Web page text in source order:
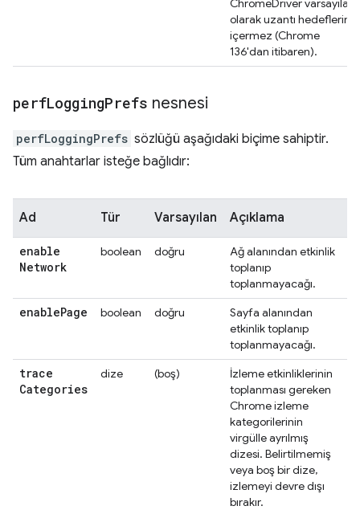
ChromeDriver varsayılan
olarak uzantı hedeflerini
içermez (Chrome
136'dan itibaren).
perfLoggingPrefs nesnesi
perfLoggingPrefs sözlüğü aşağıdaki biçime sahiptir.
Tüm anahtarlar isteğe bağlıdır:
Ad Tür Varsayılan Açıklama
enable
Network
boolean doğru
Ağ alanından etkinlik
toplanıp
toplanmayacağı.
enablePage boolean doğru
Sayfa alanından
etkinlik toplanıp
toplanmayacağı.
trace
Categories
dize (boş)
İzleme etkinliklerinin
toplanması gereken
Chrome izleme
kategorilerinin
virgülle ayrılmış
dizesi. Belirtilmemiş
veya boş bir dize,
izlemeyi devre dışı
bırakır.